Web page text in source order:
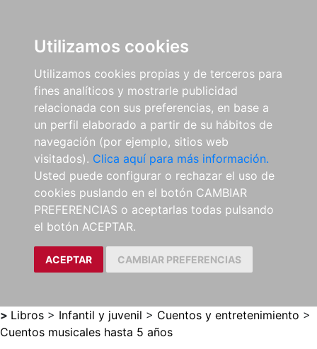
Utilizamos cookies
Utilizamos cookies propias y de terceros para
fines analíticos y mostrarle publicidad
relacionada con sus preferencias, en base a
un perfil elaborado a partir de su hábitos de
navegación (por ejemplo, sitios web
visitados). Clica aquí para más información.
Usted puede configurar o rechazar el uso de
cookies puslando en el botón CAMBIAR
PREFERENCIAS o aceptarlas todas pulsando
el botón ACEPTAR.
ACEPTAR CAMBIAR PREFERENCIAS
> Libros > Infantil y juvenil > Cuentos y entretenimiento >
Cuentos musicales hasta 5 años